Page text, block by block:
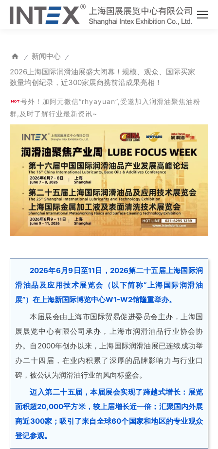
⁄ 新闻中心 ⁄
2026上海国际润滑油展盛大闭幕！规模、观众、国际买家
数量均创纪录，近300家展商携前沿成果亮相！
号外！加阿元微信“rhyayuan”,受邀加入润滑油聚焦油粉
群,及时了解行业最新资讯~
2026年6月9日至11日，2026第二十五届上海国际润
滑油品及应用技术展览会（以下简称“上海国际润滑油
展”）在上海新国际博览中心W1-W2馆隆重举办。
本届展会由上海市国际贸易促进委员会主办，上海国
展展览中心有限公司承办，上海市润滑油品行业协会协
办。自2000年创办以来，上海国际润滑油展已连续成功举
办二十四届，在业内积累了深厚的品牌影响力与行业口
碑，被公认为润滑油行业的风向标盛会。
迈入第二十五届，本届展会实现了跨越式增长：展览
面积超20,000平方米，较上届增长近一倍；汇聚国内外展
商近300家；吸引了来自全球60个国家和地区的专业观众
登记参观。